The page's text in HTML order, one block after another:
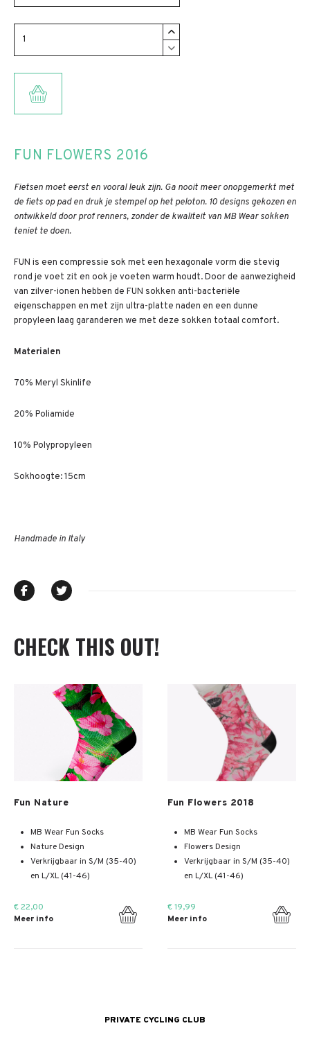
FUN FLOWERS 2016
Fietsen moet eerst en vooral leuk zijn. Ga nooit meer onopgemerkt met
de fiets op pad en druk je stempel op het peloton. 10 designs gekozen en
ontwikkeld door prof renners, zonder de kwaliteit van MB Wear sokken
teniet te doen.
FUN is een compressie sok met een hexagonale vorm die stevig
rond je voet zit en ook je voeten warm houdt. Door de aanwezigheid
van zilver-ionen hebben de FUN sokken anti-bacteriële
eigenschappen en met zijn ultra-platte naden en een dunne
propyleen laag garanderen we met deze sokken totaal comfort.
Materialen
70% Meryl Skinlife
20% Poliamide
10% Polypropyleen
Sokhoogte: 15cm
Handmade in Italy
CHECK THIS OUT!
Fun Nature
MB Wear Fun Socks
Nature Design
Verkrijgbaar in S/M (35-40)
en L/XL (41-46)
€ 22,00
Meer info
Fun Flowers 2018
MB Wear Fun Socks
Flowers Design
Verkrijgbaar in S/M (35-40)
en L/XL (41-46)
€ 19,99
Meer info
PRIVATE CYCLING CLUB